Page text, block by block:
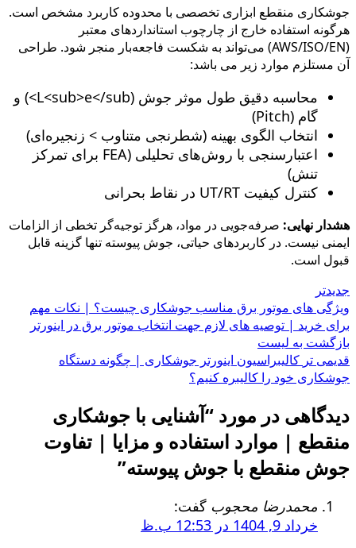
جوشکاری منقطع ابزاری تخصصی با محدوده کاربرد مشخص است.
هرگونه استفاده خارج از چارچوب استانداردهای معتبر
(AWS/ISO/EN) می‌تواند به شکست فاجعه‌بار منجر شود. طراحی
آن مستلزم موارد زیر می باشد:
محاسبه دقیق طول موثر جوش (L<sub>e</sub>) و
گام (Pitch)
انتخاب الگوی بهینه (شطرنجی متناوب > زنجیره‌ای)
اعتبارسنجی با روش‌های تحلیلی (FEA برای تمرکز
تنش)
کنترل کیفیت UT/RT در نقاط بحرانی
هشدار نهایی: صرفه‌جویی در مواد، هرگز توجیه‌گر تخطی از الزامات
ایمنی نیست. در کاربردهای حیاتی، جوش پیوسته تنها گزینه قابل
قبول است.
جدیدتر
ویژگی های موتور برق مناسب جوشکاری چیست؟ | نکات مهم
برای خرید | توصیه های لازم جهت انتخاب موتور برق در اینورتر
بازگشت به لیست
قدیمی تر کالیبراسیون اینورتر جوشکاری | چگونه دستگاه
جوشکاری خود را کالیبره کنیم؟
دیدگاهی در مورد “آشنایی با جوشکاری
منقطع | موارد استفاده و مزایا | تفاوت
جوش منقطع با جوش پیوسته”
محمدرضا محجوب گفت:
خرداد 9, 1404 در 12:53 ب.ظ